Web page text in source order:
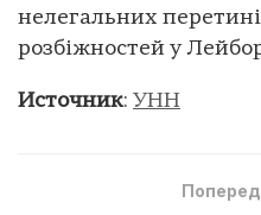
нелегальних
розбіжностей у
Источник: УНН